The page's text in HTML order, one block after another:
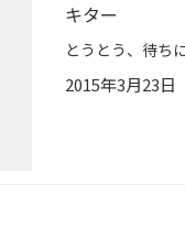
キター
2015年3月23日